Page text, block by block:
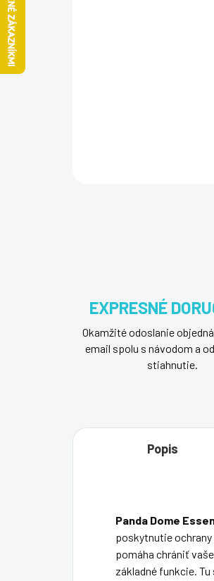
EXPRESNÉ
Okamžité odoslanie
email spolu s návodom a
stiahnutie.
Popis
Panda Dome
poskytnutie ochrany
pomáha chrániť
základné funkcie.